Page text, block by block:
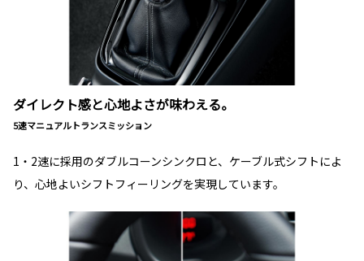
ダイレクト感と心地よさが味わえる。
5速マニュアルトランスミッション
1・2速に採用のダブルコーンシンクロと、ケーブル式シフトによ
り、心地よいシフトフィーリングを実現しています。